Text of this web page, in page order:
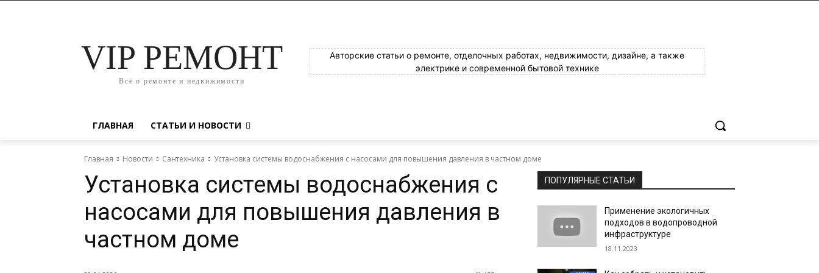
VIP РЕМОНТ
Всё о ремонте и недвижимости
Авторские статьи о ремонте, отделочных работах, недвижимости, дизайне, а также
электрике и современной бытовой технике
ГЛАВНАЯ СТАТЬИ И НОВОСТИ
Главная Новости Сантехника Установка системы водоснабжения с насосами для повышения давления в частном доме
Установка системы водоснабжения с
насосами для повышения давления в
частном доме
ПОПУЛЯРНЫЕ СТАТЬИ
Применение экологичных
подходов в водопроводной
инфраструктуре
18.11.2023